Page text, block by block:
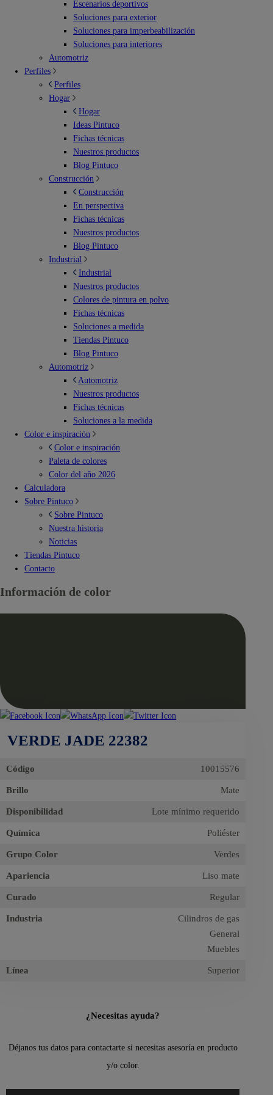
Escenarios deportivos
Soluciones para exterior
Soluciones para imperbeabilización
Soluciones para interiores
Automotriz
Perfiles
Perfiles
Hogar
Hogar
Ideas Pintuco
Fichas técnicas
Nuestros productos
Blog Pintuco
Construcción
Construcción
En perspectiva
Fichas técnicas
Nuestros productos
Blog Pintuco
Industrial
Industrial
Nuestros productos
Colores de pintura en polvo
Fichas técnicas
Soluciones a medida
Tiendas Pintuco
Blog Pintuco
Automotriz
Automotriz
Nuestros productos
Fichas técnicas
Soluciones a la medida
Color e inspiración
Color e inspiración
Paleta de colores
Color del año 2026
Calculadora
Sobre Pintuco
Sobre Pintuco
Nuestra historia
Noticias
Tiendas Pintuco
Contacto
Información de color
VERDE JADE 22382
Código 10015576
Brillo Mate
Disponibilidad Lote mínimo requerido
Química Poliéster
Grupo Color Verdes
Apariencia Liso mate
Curado Regular
Industria
Cilindros de gas
General
Muebles
Línea Superior
¿Necesitas ayuda?
Déjanos tus datos para contactarte si necesitas asesoría en producto
y/o color.